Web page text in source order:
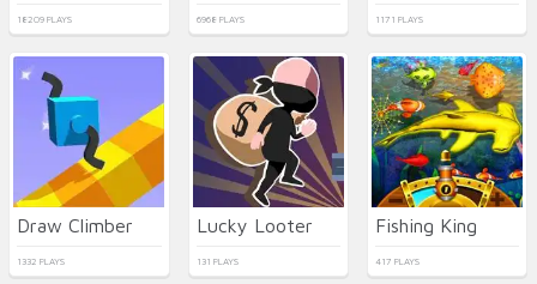
18209 PLAYS 6968 PLAYS 1171 PLAYS
Draw Climber
1332 PLAYS
Lucky Looter
131 PLAYS
Fishing King
417 PLAYS